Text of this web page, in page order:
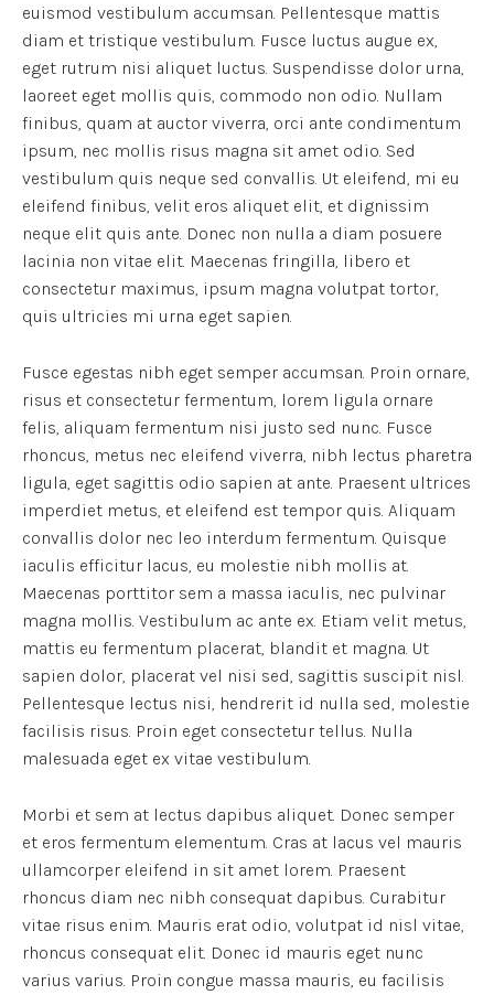
euismod vestibulum accumsan. Pellentesque mattis
diam et tristique vestibulum. Fusce luctus augue ex,
eget rutrum nisi aliquet luctus. Suspendisse dolor urna,
laoreet eget mollis quis, commodo non odio. Nullam
finibus, quam at auctor viverra, orci ante condimentum
ipsum, nec mollis risus magna sit amet odio. Sed
vestibulum quis neque sed convallis. Ut eleifend, mi eu
eleifend finibus, velit eros aliquet elit, et dignissim
neque elit quis ante. Donec non nulla a diam posuere
lacinia non vitae elit. Maecenas fringilla, libero et
consectetur maximus, ipsum magna volutpat tortor,
quis ultricies mi urna eget sapien.
Fusce egestas nibh eget semper accumsan. Proin ornare,
risus et consectetur fermentum, lorem ligula ornare
felis, aliquam fermentum nisi justo sed nunc. Fusce
rhoncus, metus nec eleifend viverra, nibh lectus pharetra
ligula, eget sagittis odio sapien at ante. Praesent ultrices
imperdiet metus, et eleifend est tempor quis. Aliquam
convallis dolor nec leo interdum fermentum. Quisque
iaculis efficitur lacus, eu molestie nibh mollis at.
Maecenas porttitor sem a massa iaculis, nec pulvinar
magna mollis. Vestibulum ac ante ex. Etiam velit metus,
mattis eu fermentum placerat, blandit et magna. Ut
sapien dolor, placerat vel nisi sed, sagittis suscipit nisl.
Pellentesque lectus nisi, hendrerit id nulla sed, molestie
facilisis risus. Proin eget consectetur tellus. Nulla
malesuada eget ex vitae vestibulum.
Morbi et sem at lectus dapibus aliquet. Donec semper
et eros fermentum elementum. Cras at lacus vel mauris
ullamcorper eleifend in sit amet lorem. Praesent
rhoncus diam nec nibh consequat dapibus. Curabitur
vitae risus enim. Mauris erat odio, volutpat id nisl vitae,
rhoncus consequat elit. Donec id mauris eget nunc
varius varius. Proin congue massa mauris, eu facilisis